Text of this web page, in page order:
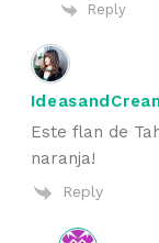
Reply
Este flan de
naranja!
Reply